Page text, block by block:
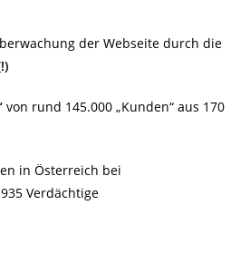
der Webseite durch die
von rund 145.000 „Kunden“ aus 170
in Österreich bei
Verdächtige